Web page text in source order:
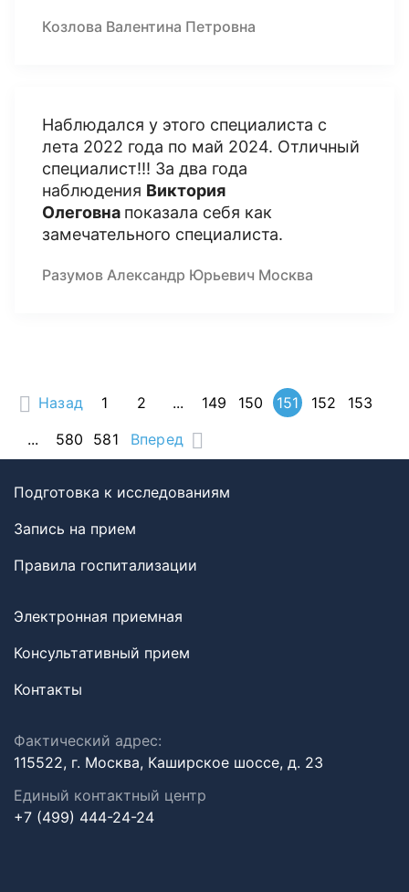
Козлова Валентина Петровна
Наблюдался у этого специалиста с
лета 2022 года по май 2024. Отличный
специалист!!! За два года
наблюдения Виктория
Олеговна показала себя как
замечательного специалиста.
Разумов Александр Юрьевич Москва
Назад 1 2 ... 149 150 151 152
153
...
580 581 Вперед
Подготовка к исследованиям
Запись на прием
Правила госпитализации
Электронная приемная
Консультативный прием
Контакты
Фактический адрес:
115522, г. Москва, Каширское шоссе, д. 23
Единый контактный центр
+7 (499) 444-24-24